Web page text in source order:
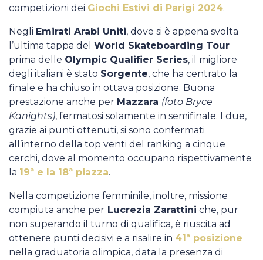
competizioni dei Giochi Estivi di Parigi 2024.
Negli Emirati Arabi Uniti, dove si è appena svolta
l’ultima tappa del World Skateboarding Tour
prima delle Olympic Qualifier Series, il migliore
degli italiani è stato Sorgente, che ha centrato la
finale e ha chiuso in ottava posizione. Buona
prestazione anche per Mazzara (foto Bryce
Kanights), fermatosi solamente in semifinale. I due,
grazie ai punti ottenuti, si sono confermati
all’interno della top venti del ranking a cinque
cerchi, dove al momento occupano rispettivamente
la 19ª e la 18ª piazza.
Nella competizione femminile, inoltre, missione
compiuta anche per Lucrezia Zarattini che, pur
non superando il turno di qualifica, è riuscita ad
ottenere punti decisivi e a risalire in 41ª posizione
nella graduatoria olimpica, data la presenza di